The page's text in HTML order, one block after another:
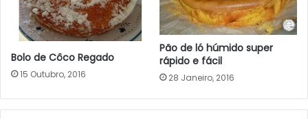
Bolo de Côco Regado
15 Outubro, 2016
Pão de ló húmido super
rápido e fácil
28 Janeiro, 2016